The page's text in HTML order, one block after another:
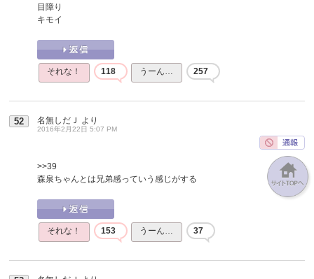
目障り
キモイ
それな！ 118 うーん… 257
52 名無しだＪ より
2016年2月22日 5:07 PM
>>39
森泉ちゃんとは兄弟感っていう感じがする
それな！ 153 うーん… 37